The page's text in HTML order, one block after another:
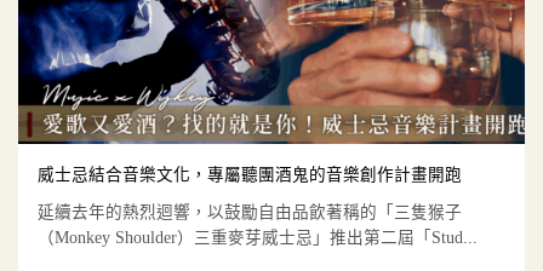
威士忌結合音樂文化，專屬聽團酒鬼的音樂創作計畫開跑
延續去年的熱烈迴響，以鼓勵自由品飲著稱的「三隻猴子
（Monkey Shoulder）三重麥芽威士忌」推出第二屆「Stud...